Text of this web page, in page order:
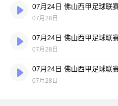
07月28日
07月28日
07月28日